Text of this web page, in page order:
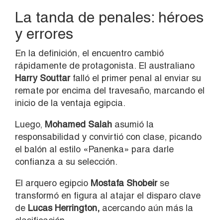
La tanda de penales: héroes
y errores
En la definición, el encuentro cambió
rápidamente de protagonista. El australiano
Harry Souttarfalló el primer penal al enviar su
remate por encima del travesaño, marcando el
inicio de la ventaja egipcia.
Luego, Mohamed Salah asumió la
responsabilidad y convirtió con clase, picando
el balón al estilo «Panenka» para darle
confianza a su selección.
El arquero egipcio Mostafa Shobeirse
transformó en figura al atajar el disparo clave
de Lucas Herrington, acercando aún más la